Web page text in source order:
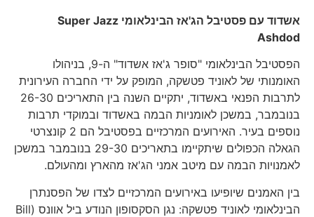
אשדוד עם פסטיבל הג'אז הבינלאומיSuper Jazz
Ashdod
הפסטיבל הבינלאומי "סופר ג'אז אשדוד" ה-9, בניהולו
האומנותי של לאוניד פטשקה, המופק על ידי החברה העירונית
לתרבות הפנאי באשדוד, יתקיים השנה בין התאריכים 26-30
בנובמבר, במשכן לאומניות הבמה באשדוד ובמוקדי תרבות
נוספים בעיר. האירועים המרכזיים בפסטיבל הם 2 קונצרטי
הגאלה הכפולים שיתקיימו בתאריכים 29-30 בנובמבר במשכן
לאמנויות הבמה עם מיטב אמני הג'אז מהארץ ומהעולם.
בין האמנים שיופיעו באירועים המרכזיים לצדו של הפסנתרן
הבינלאומי לאוניד פטשקה: נגן הסקסופון הנודע ביל אוונס (Bill